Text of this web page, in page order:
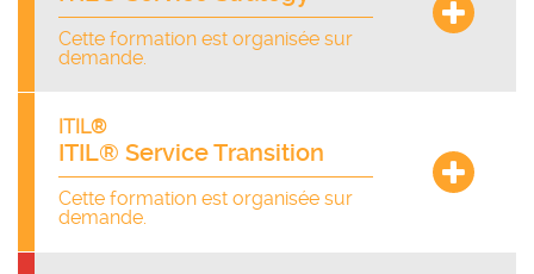
Cette formation est organisée sur
demande.
ITIL®
ITIL® Service Transition
Cette formation est organisée sur
demande.